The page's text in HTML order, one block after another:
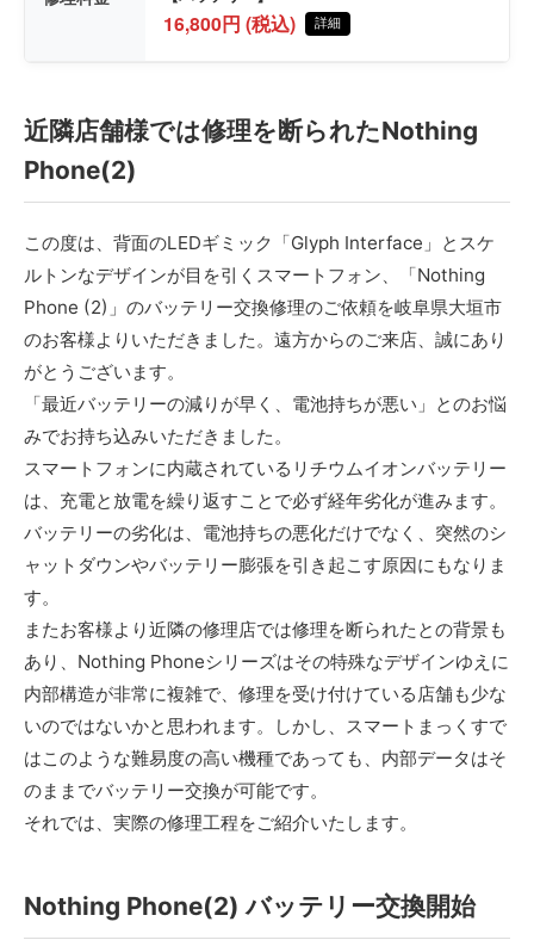
16,800円 (税込) 詳細
近隣店舗様では修理を断られたNothing
Phone(2)
この度は、背面のLEDギミック「Glyph Interface」とスケ
ルトンなデザインが目を引くスマートフォン、「Nothing
Phone (2)」のバッテリー交換修理のご依頼を岐阜県大垣市
のお客様よりいただきました。遠方からのご来店、誠にあり
がとうございます。
「最近バッテリーの減りが早く、電池持ちが悪い」とのお悩
みでお持ち込みいただきました。
スマートフォンに内蔵されているリチウムイオンバッテリー
は、充電と放電を繰り返すことで必ず経年劣化が進みます。
バッテリーの劣化は、電池持ちの悪化だけでなく、突然のシ
ャットダウンやバッテリー膨張を引き起こす原因にもなりま
す。
またお客様より近隣の修理店では修理を断られたとの背景も
あり、Nothing Phoneシリーズはその特殊なデザインゆえに
内部構造が非常に複雑で、修理を受け付けている店舗も少な
いのではないかと思われます。しかし、スマートまっくすで
はこのような難易度の高い機種であっても、内部データはそ
のままでバッテリー交換が可能です。
それでは、実際の修理工程をご紹介いたします。
Nothing Phone(2) バッテリー交換開始